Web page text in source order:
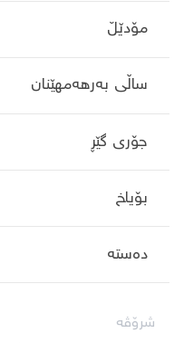
مۆدێڵ
ساڵی بەرهەمهێنان
جۆری گێڕ
بۆیاخ
دەستە
شرۆڤە